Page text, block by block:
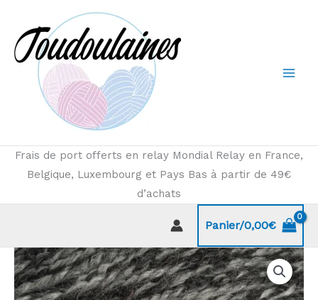
contenu
Frais de port offerts en relay Mondial Relay en France,
Belgique, Luxembourg et Pays Bas à partir de 49€
d’achats
Panier/0,00€